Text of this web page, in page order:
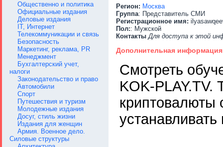
Общественно и политика
Официальные издания
Деловые издания
IT, Интернет
Телекоммуникации и связь
Безопасность
Маркетинг, реклама, PR
Менеджмент
Бухгалтерский учет,
налоги
Законодательство и право
Автомобили
Спорт
Путешествия и туризм
Молодежные издания
Досуг, стиль жизни
Издания для женщин
Армия. Военное дело.
Силовые структуры
Регион: Москва
Группа: Представитель СМИ
Регистрационное имя:
Пол:: Мужской
Контакты Для доступа к этой
Дополнительная информация
Смотреть
KOK-
криптовалюты